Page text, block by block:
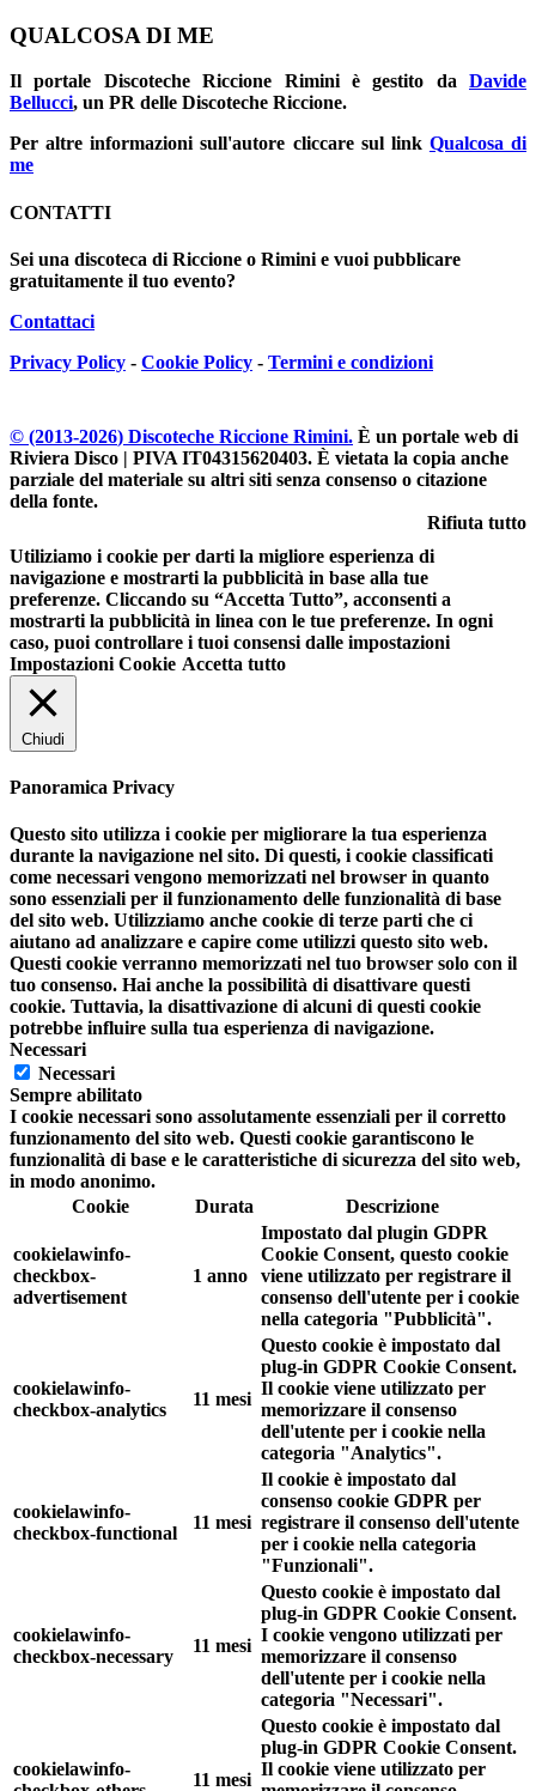
QUALCOSA DI ME
Il portale Discoteche Riccione Riminiè gestito da Davide
Bellucci, un PR delle Discoteche Riccione.
Per altre informazioni sull'autore cliccare sul link Qualcosa di
me
CONTATTI
Sei una discoteca di Riccione o Rimini e vuoi pubblicare
gratuitamente il tuo evento?
Contattaci
Privacy Policy - Cookie Policy - Termini e condizioni
© (2013-2026) Discoteche Riccione Rimini. È un portale web di
Riviera Disco | PIVA IT04315620403. È vietata la copia anche
parziale del materiale su altri siti senza consenso o citazione
della fonte.
Rifiuta tutto
Utiliziamo i cookie per darti la migliore esperienza di
navigazione e mostrarti la pubblicità in base alla tue
preferenze. Cliccando su “Accetta Tutto”, acconsenti a
mostrarti la pubblicità in linea con le tue preferenze. In ogni
caso, puoi controllare i tuoi consensi dalle impostazioni
Impostazioni Cookie Accetta tutto
Chiudi
Panoramica Privacy
Questo sito utilizza i cookie per migliorare la tua esperienza
durante la navigazione nel sito. Di questi, i cookie classificati
come necessari vengono memorizzati nel browser in quanto
sono essenziali per il funzionamento delle funzionalità di base
del sito web. Utilizziamo anche cookie di terze parti che ci
aiutano ad analizzare e capire come utilizzi questo sito web.
Questi cookie verranno memorizzati nel tuo browser solo con il
tuo consenso. Hai anche la possibilità di disattivare questi
cookie. Tuttavia, la disattivazione di alcuni di questi cookie
potrebbe influire sulla tua esperienza di navigazione.
Necessari
Necessari
Sempre abilitato
I cookie necessari sono assolutamente essenziali per il corretto
funzionamento del sito web. Questi cookie garantiscono le
funzionalità di base e le caratteristiche di sicurezza del sito web,
in modo anonimo.
Cookie
Durata Descrizione
cookielawinfo-
checkbox-
advertisement
1 anno
Impostato dal plugin GDPR
Cookie Consent, questo cookie
viene utilizzato per registrare il
consenso dell'utente per i cookie
nella categoria "Pubblicità".
cookielawinfo-
checkbox-analytics
11 mesi
Questo cookie è impostato dal
plug-in GDPR Cookie Consent.
Il cookie viene utilizzato per
memorizzare il consenso
dell'utente per i cookie nella
categoria "Analytics".
cookielawinfo-
checkbox-functional
11 mesi
Il cookie è impostato dal
consenso cookie GDPR per
registrare il consenso dell'utente
per i cookie nella categoria
"Funzionali".
cookielawinfo-
checkbox-necessary
11 mesi
Questo cookie è impostato dal
plug-in GDPR Cookie Consent.
I cookie vengono utilizzati per
memorizzare il consenso
dell'utente per i cookie nella
categoria "Necessari".
cookielawinfo-
11 mesi
Questo cookie è impostato dal
plug-in GDPR Cookie Consent.
Il cookie viene utilizzato per